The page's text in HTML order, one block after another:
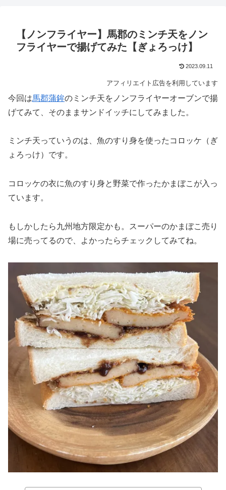
【ノンフライヤー】馬郡のミンチ天をノン
フライヤーで揚げてみた【ぎょろっけ】
2023.09.11
アフィリエイト広告を利用しています
今回は馬郡蒲鉾のミンチ天をノンフライヤーオーブンで揚
げてみて、そのままサンドイッチにしてみました。
ミンチ天っていうのは、魚のすり身を使ったコロッケ（ぎ
ょろっけ）です。
コロッケの衣に魚のすり身と野菜で作ったかまぼこが入っ
ています。
もしかしたら九州地方限定かも。スーパーのかまぼこ売り
場に売ってるので、よかったらチェックしてみてね。